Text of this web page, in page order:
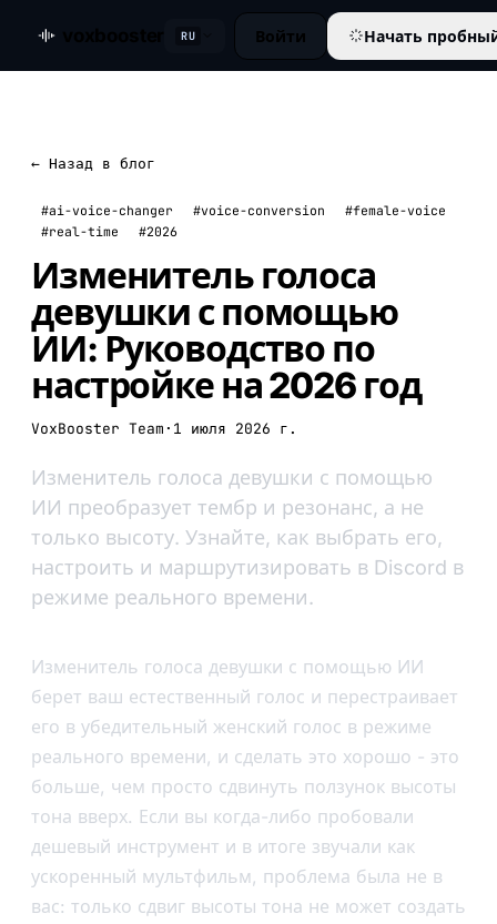
RU Войти Начать
← Назад в блог
#ai-voice-changer #voice-conversion
#female-voice
#real-time
#2026
Изменитель голоса
девушки с помощью
ИИ: Руководство по
настройке на 2026 год
VoxBooster Team · 1 июля 2026 г.
Изменитель голоса девушки с помощью
ИИ преобразует тембр и резонанс, а не
только высоту. Узнайте, как выбрать его,
настроить и маршрутизировать в Discord в
режиме реального времени.
Изменитель голоса девушки с помощью ИИ
берет ваш естественный голос и перестраивает
его в убедительный женский голос в режиме
реального времени, и сделать это хорошо - это
больше, чем просто сдвинуть ползунок высоты
тона вверх. Если вы когда-либо пробовали
дешевый инструмент и в итоге звучали как
ускоренный мультфильм, проблема была не в
вас: только сдвиг высоты тона не может создать